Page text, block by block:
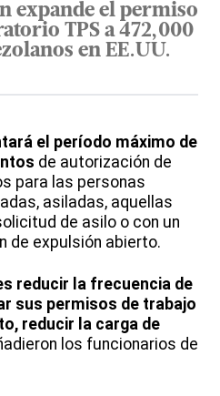
expande el permiso
TPS a 472,000
en EE.UU.
el período máximo de
de autorización de
para las personas
asiladas, aquellas
de asilo o con un
de expulsión abierto.
reducir la frecuencia de
sus permisos de trabajo
reducir la carga de
los funcionarios de